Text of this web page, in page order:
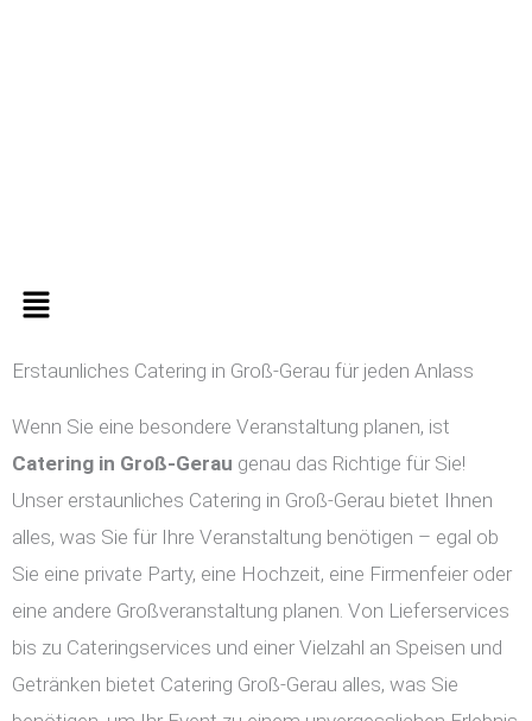
Menü
Erstaunliches Catering in Groß-Gerau für jeden Anlass
Wenn Sie eine besondere Veranstaltung planen, ist
Catering in Groß-Gerau genau das Richtige für Sie!
Unser erstaunliches Catering in Groß-Gerau bietet Ihnen
alles, was Sie für Ihre Veranstaltung benötigen – egal ob
Sie eine private Party, eine Hochzeit, eine Firmenfeier oder
eine andere Großveranstaltung planen. Von Lieferservices
bis zu Cateringservices und einer Vielzahl an Speisen und
Getränken bietet Catering Groß-Gerau alles, was Sie